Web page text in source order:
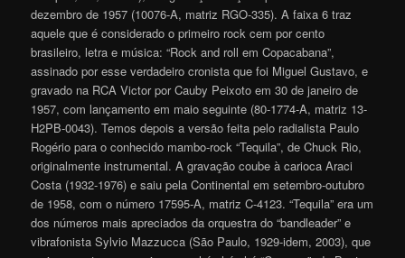
dezembro de 1957 (10076-A, matriz RGO-335). A faixa 6 traz
aquele que é considerado o primeiro rock cem por cento
brasileiro, letra e música: “Rock and roll em Copacabana”,
assinado por esse verdadeiro cronista que foi Miguel Gustavo, e
gravado na RCA Victor por Cauby Peixoto em 30 de janeiro de
1957, com lançamento em maio seguinte (80-1774-A, matriz 13-
H2PB-0043). Temos depois a versão feita pelo radialista Paulo
Rogério para o conhecido mambo-rock “Tequila”, de Chuck Rio,
originalmente instrumental. A gravação coube à carioca Araci
Costa (1932-1976) e saiu pela Continental em setembro-outubro
de 1958, com o número 17595-A, matriz C-4123. “Tequila” era um
dos números mais apreciados da orquestra do “bandleader” e
vibrafonista Sylvio Mazzucca (São Paulo, 1929-idem, 2003), que